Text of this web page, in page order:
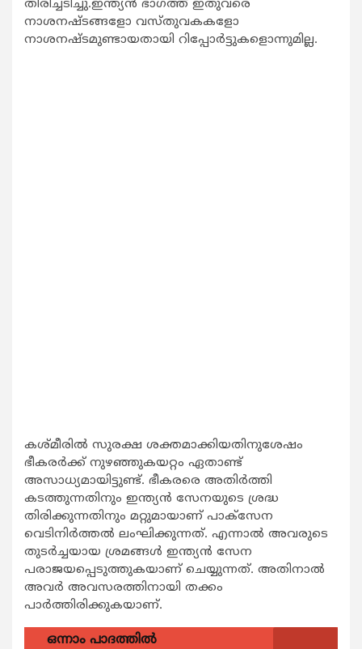
തിരിച്ചടിച്ചു.ഇന്ത്യന്‍ ഭാഗത്ത് ഇതുവരെ
നാശനഷ്ടങ്ങളോ വസ്തുവകകളോ
നാശനഷ്ടമുണ്ടായതായി റിപ്പോര്‍ട്ടുകളൊന്നുമില്ല.
കശ്മീരില്‍ സുരക്ഷ ശക്തമാക്കിയതിനുശേഷം
ഭീകരര്‍ക്ക് നുഴഞ്ഞുകയറ്റം ഏതാണ്ട്
അസാധ്യമായിട്ടുണ്ട്. ഭീകരരെ അതിര്‍ത്തി
കടത്തുന്നതിനും ഇന്ത്യന്‍ സേനയുടെ ശ്രദ്ധ
തിരിക്കുന്നതിനും മറ്റുമായാണ് പാക്സേന
വെടിനിര്‍ത്തല്‍ ലംഘിക്കുന്നത്. എന്നാല്‍ അവരുടെ
തുടര്‍ച്ചയായ ശ്രമങ്ങള്‍ ഇന്ത്യന്‍ സേന
പരാജയപ്പെടുത്തുകയാണ് ചെയ്യുന്നത്. അതിനാല്‍
അവര്‍ അവസരത്തിനായി തക്കം
പാര്‍ത്തിരിക്കുകയാണ്.
ഒന്നാം പാദത്തിൽ